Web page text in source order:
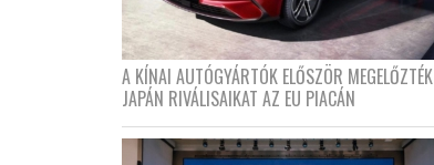
A KÍNAI AUTÓGYÁRTÓK ELŐSZÖR MEGELŐZTÉK
JAPÁN RIVÁLISAIKAT AZ EU PIACÁN